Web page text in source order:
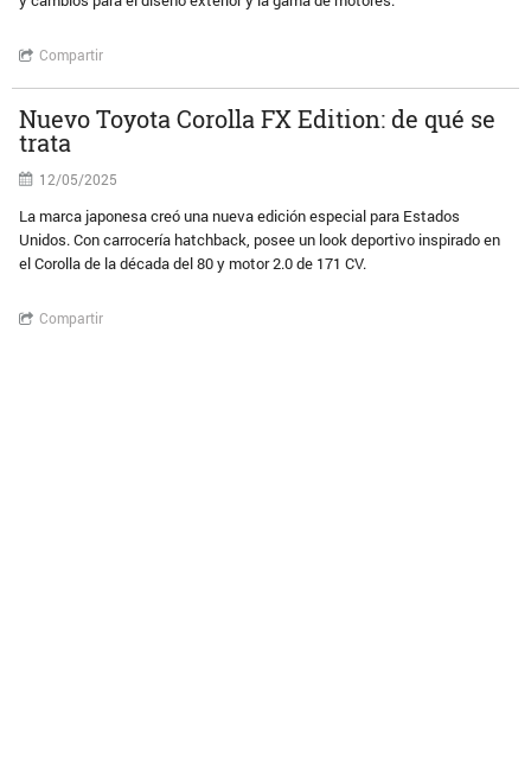
Compartir
Nuevo Toyota Corolla FX Edition: de qué se
trata
12/05/2025
La marca japonesa creó una nueva edición especial para Estados
Unidos. Con carrocería hatchback, posee un look deportivo inspirado en
el Corolla de la década del 80 y motor 2.0 de 171 CV.
Compartir